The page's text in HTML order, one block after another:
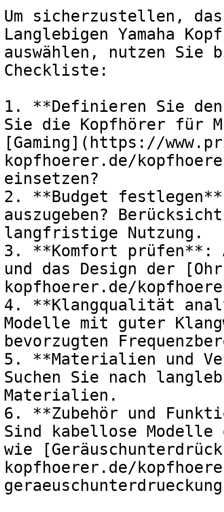
Um sicherzustellen,
Langlebigen Yamaha
auswählen, nutzen
Checkliste:
1. **Definieren Sie den
Sie die Kopfhörer für
[Gaming](https://
kopfhoerer.de/
einsetzen?
2. **Budget
auszugeben?
langfristige Nutzung.
3. **Komfort prüfen**:
und das Design der
kopfhoerer.de/
4. **Klangqualität
Modelle mit guter
bevorzugten
5. **Materialien und
Suchen Sie nach
Materialien.
6. **Zubehör und
Sind kabellose
wie
kopfhoerer.de/